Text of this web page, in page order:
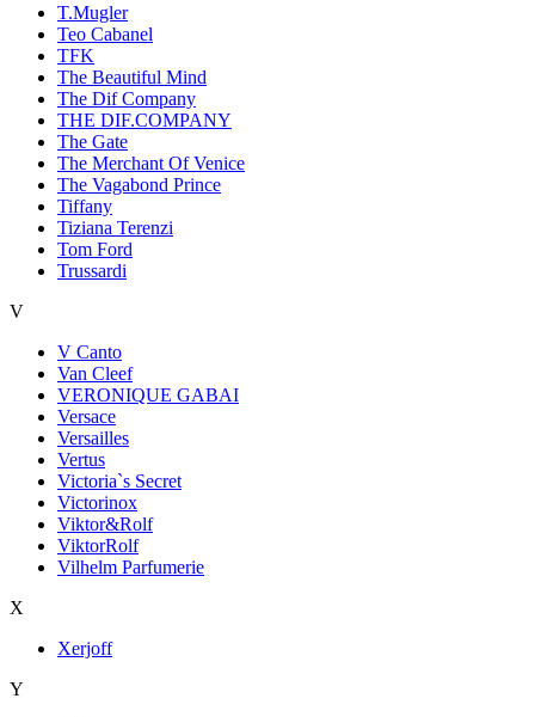
T.Mugler
Teo Cabanel
TFK
The Beautiful Mind
The Dif Company
THE DIF.COMPANY
The Gate
The Merchant Of Venice
The Vagabond Prince
Tiffany
Tiziana Terenzi
Tom Ford
Trussardi
V
V Canto
Van Cleef
VERONIQUE GABAI
Versace
Versailles
Vertus
Victoria`s Secret
Victorinox
Viktor&Rolf
ViktorRolf
Vilhelm Parfumerie
X
Xerjoff
Y